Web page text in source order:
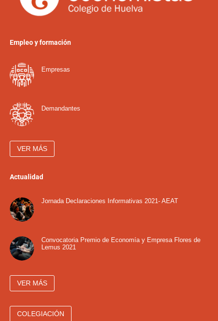
Empleo y formación
Empresas
Demandantes
VER MÁS
Actualidad
Jornada Declaraciones Informativas 2021- AEAT
Convocatoria Premio de Economía y Empresa Flores de
Lemus 2021
VER MÁS
COLEGIACIÓN